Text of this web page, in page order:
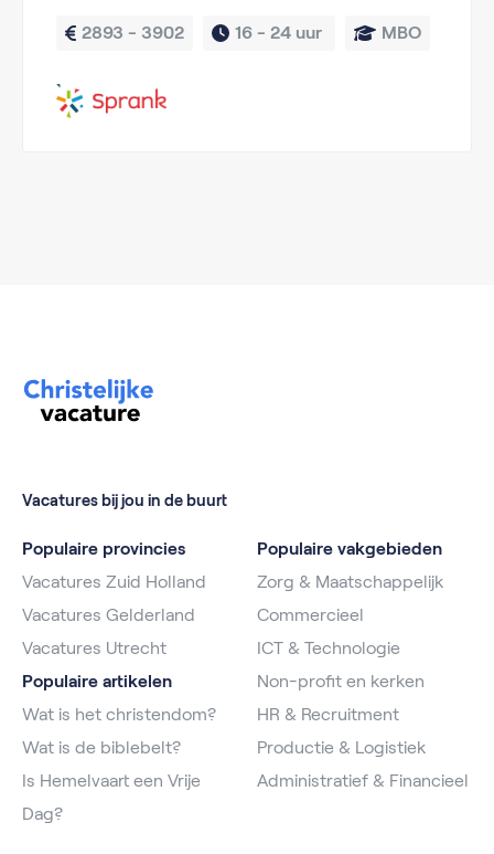
2893 - 3902 16 - 24 uur MBO
Vacatures bij jou in de buurt
Populaire provincies
Vacatures Zuid Holland
Vacatures Gelderland
Vacatures Utrecht
Populaire artikelen
Wat is het christendom?
Wat is de biblebelt?
Is Hemelvaart een Vrije
Dag?
Populaire vakgebieden
Zorg & Maatschappelijk
Commercieel
ICT & Technologie
Non-profit en kerken
HR & Recruitment
Productie & Logistiek
Administratief & Financieel